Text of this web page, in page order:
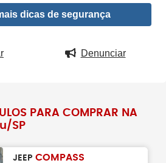
dicas de segurança
Denunciar
PARA COMPRAR NA
SP
JEEP COMPASS